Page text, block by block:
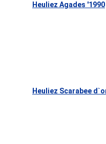
Heuliez Agades '1990
Heuliez Scarabee